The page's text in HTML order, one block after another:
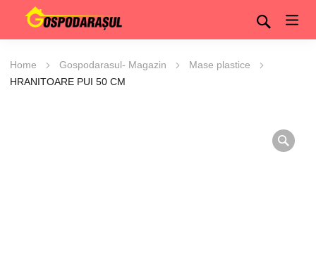
Home Gospodarasul- Magazin
Mase plastice
HRANITOARE PUI 50 CM